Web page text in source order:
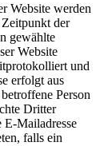
Website werden
der
gewählte
Website
und
erfolgt aus
Person
Dritter
E-Mailadresse
falls ein